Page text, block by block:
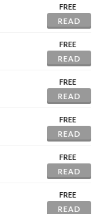
FREE
READ
FREE
READ
FREE
READ
FREE
READ
FREE
READ
FREE
READ